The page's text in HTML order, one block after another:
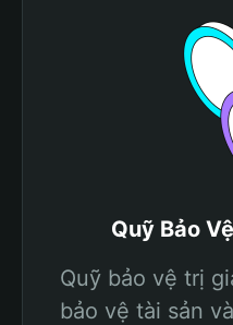
Quỹ Bảo
Quỹ bảo vệ trị
bảo vệ tài sản